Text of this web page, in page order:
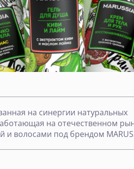
на синергии натуральных
на отечественном
и волосами под брендом